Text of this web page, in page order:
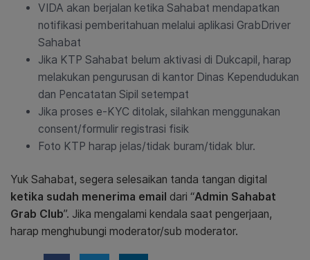
VIDA akan berjalan ketika Sahabat mendapatkan
notifikasi pemberitahuan melalui aplikasi GrabDriver
Sahabat
Jika KTP Sahabat belum aktivasi di Dukcapil, harap
melakukan pengurusan di kantor Dinas Kependudukan
dan Pencatatan Sipil setempat
Jika proses e-KYC ditolak, silahkan menggunakan
consent/formulir registrasi fisik
Foto KTP harap jelas/tidak buram/tidak blur.
Yuk Sahabat, segera selesaikan tanda tangan digital
ketika sudah menerima email dari “Admin Sahabat
Grab Club”. Jika mengalami kendala saat pengerjaan,
harap menghubungi moderator/sub moderator.